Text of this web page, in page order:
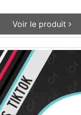
Voir le produit